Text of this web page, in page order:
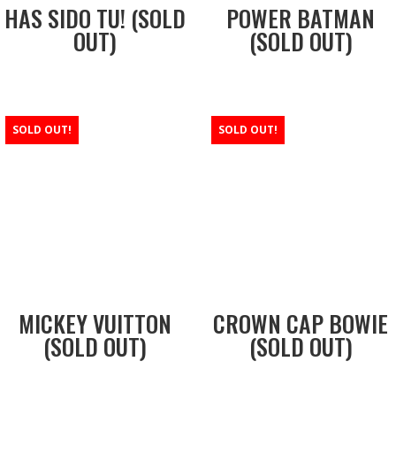
HAS SIDO TU! (SOLD
OUT)
POWER BATMAN
(SOLD OUT)
SOLD OUT!
MICKEY VUITTON
(SOLD OUT)
SOLD OUT!
CROWN CAP BOWIE
(SOLD OUT)